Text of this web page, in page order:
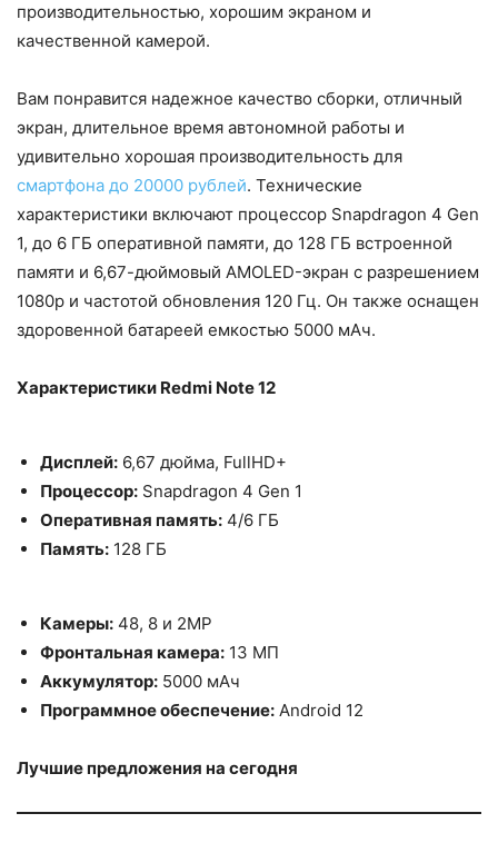
производительностью, хорошим экраном и
качественной камерой.
Вам понравится надежное качество сборки, отличный
экран, длительное время автономной работы и
удивительно хорошая производительность для
смартфона до 20000 рублей. Технические
характеристики включают процессор Snapdragon 4 Gen
1, до 6 ГБ оперативной памяти, до 128 ГБ встроенной
памяти и 6,67-дюймовый AMOLED-экран с разрешением
1080p и частотой обновления 120 Гц. Он также оснащен
здоровенной батареей емкостью 5000 мАч.
Характеристики Redmi Note 12
Дисплей: 6,67 дюйма, FullHD+
Процессор: Snapdragon 4 Gen 1
Оперативная память: 4/6 ГБ
Память: 128 ГБ
Камеры: 48, 8 и 2MP
Фронтальная камера: 13 МП
Аккумулятор: 5000 мАч
Программное обеспечение: Android 12
Лучшие предложения на сегодня